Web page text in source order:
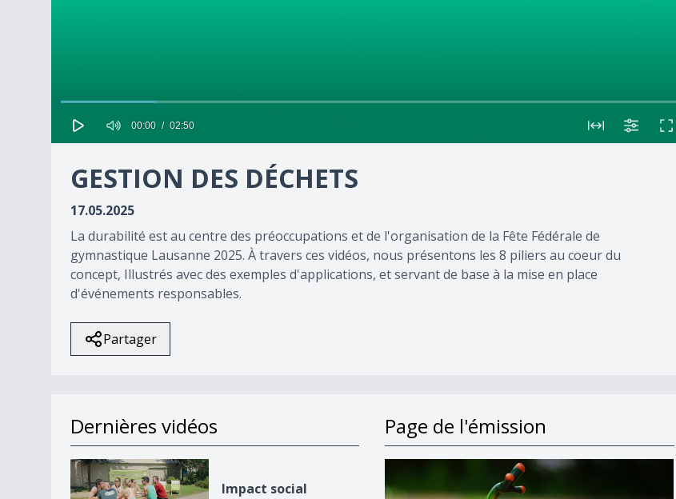
90%
00:00 02:50
GESTION DES DÉCHETS
17.05.2025
La durabilité est au centre des préoccupations et de l'organisation de la Fête Fédérale de
gymnastique Lausanne 2025. À travers ces vidéos, nous présentons les 8 piliers au coeur du
concept, Illustrés avec des exemples d'applications, et servant de base à la mise en place
d'événements responsables.
Partager
Dernières vidéos
Impact social
Impact social
Page de l'émission